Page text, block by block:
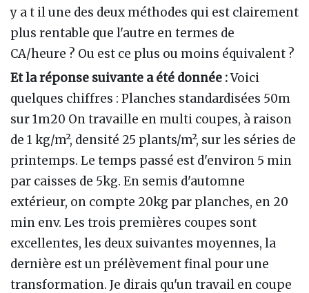
y a t il une des deux méthodes qui est clairement
plus rentable que l'autre en termes de
CA/heure ? Ou est ce plus ou moins équivalent ?
Et la réponse suivante a été donnée :Voici
quelques chiffres : Planches standardisées 50m
sur 1m20 On travaille en multi coupes, à raison
de 1 kg/m², densité 25 plants/m², sur les séries de
printemps. Le temps passé est d'environ 5 min
par caisses de 5kg. En semis d'automne
extérieur, on compte 20kg par planches, en 20
min env. Les trois premières coupes sont
excellentes, les deux suivantes moyennes, la
dernière est un prélèvement final pour une
transformation. Je dirais qu'un travail en coupe